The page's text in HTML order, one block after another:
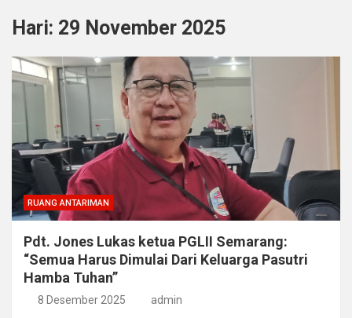
Hari: 29 November 2025
RUANG ANTARIMAN
Pdt. Jones Lukas ketua PGLII Semarang:
“Semua Harus Dimulai Dari Keluarga Pasutri
Hamba Tuhan”
8 Desember 2025 admin